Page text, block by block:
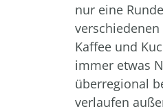
nur eine
Kaffee und
immer etwas
überregional
verlaufen